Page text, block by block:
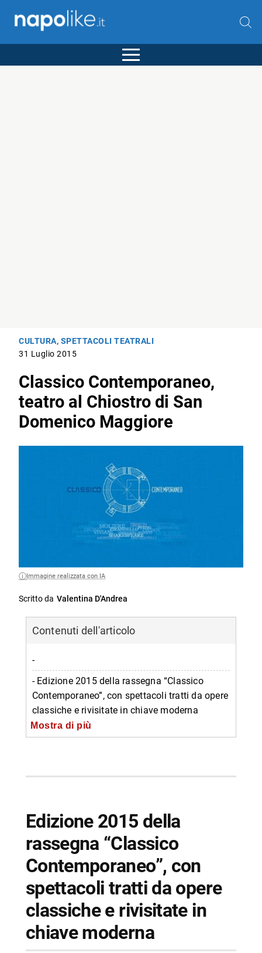
CULTURA, SPETTACOLI TEATRALI
31 Luglio 2015
Classico Contemporaneo,
teatro al Chiostro di San
Domenico Maggiore
Immagine realizzata con IA
Scritto da Valentina D'Andrea
Contenuti dell'articolo
-
- Edizione 2015 della rassegna “Classico
Contemporaneo”, con spettacoli tratti da opere
classiche e rivisitate in chiave moderna
-- Programma di Classico Contemporaneo
Mostra di più
Edizione 2015 della
rassegna “Classico
Contemporaneo”, con
spettacoli tratti da opere
classiche e rivisitate in
chiave moderna